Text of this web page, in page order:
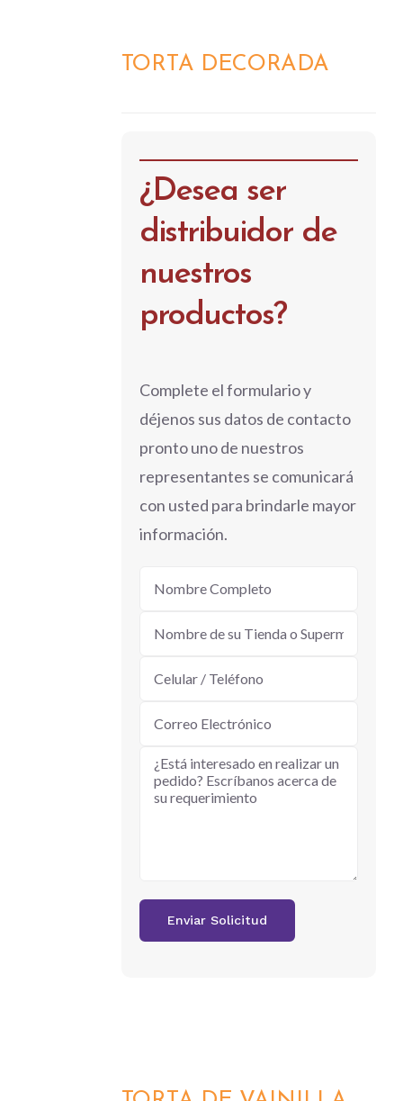
TORTA DECORADA
¿Desea ser
distribuidor de
nuestros
productos?
Complete el formulario y
déjenos sus datos de contacto
pronto uno de nuestros
representantes se comunicará
con usted para brindarle mayor
información.